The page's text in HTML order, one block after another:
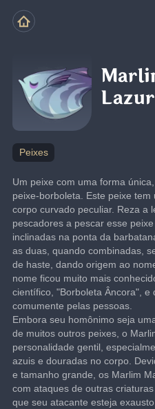
Peixes
Um peixe com uma forma
peixe-borboleta. Este peixe
corpo curvado peculiar. Reza a
pescadores a pescar esse
inclinadas na ponta da
as duas, quando combinadas,
de haste, dando origem ao
nome ficou muito mais
científico, "Borboleta Âncora", e
comumente pelas pessoas.
Embora seu homônimo seja
de muitos outros peixes, o
personalidade gentil,
azuis e douradas no corpo.
e tamanho grande, os Marlim
com ataques de outras
que seu atacante esteja exausto